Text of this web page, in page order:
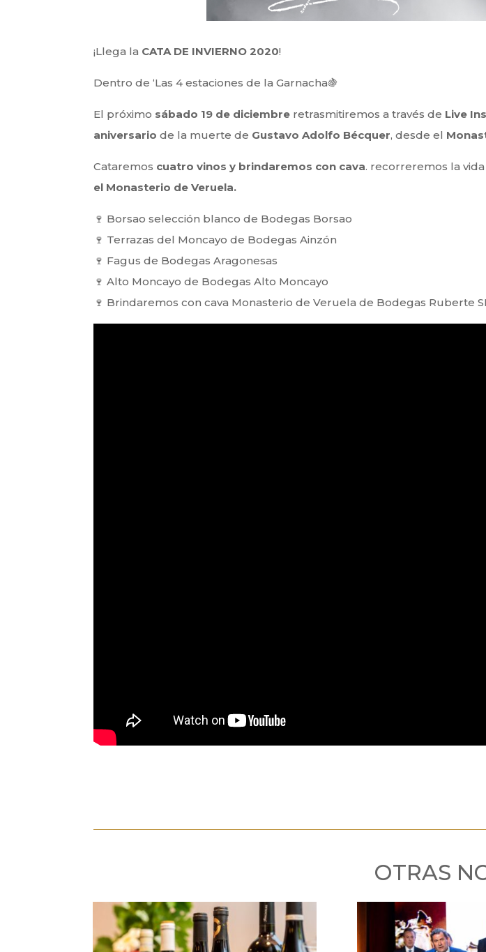
¡Llega la CATA DE INVIERNO 2020!
Dentro de ‘Las 4 estaciones de la Garnacha🍇
El próximo sábado 19 de diciembre retrasmitiremos a través de Live
aniversario de la muerte de Gustavo Adolfo Bécquer, desde el
Cataremos cuatro vinos y brindaremos con cava. recorreremos la
el Monasterio de Veruela.
🍷 Borsao selección blanco de Bodegas Borsao
🍷 Terrazas del Moncayo de Bodegas Ainzón
🍷 Fagus de Bodegas Aragonesas
🍷 Alto Moncayo de Bodegas Alto Moncayo
🍷 Brindaremos con cava Monasterio de Veruela de Bodegas Ruberte
OTRAS